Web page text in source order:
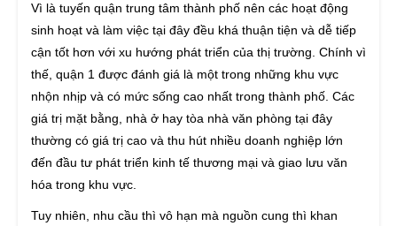
Vì là tuyến quận trung tâm thành phố nên các hoạt động
sinh hoạt và làm việc tại đây đều khá thuận tiện và dễ tiếp
cận tốt hơn với xu hướng phát triển của thị trường. Chính vì
thế, quận 1 được đánh giá là một trong những khu vực
nhộn nhịp và có mức sống cao nhất trong thành phố. Các
giá trị mặt bằng, nhà ở hay tòa nhà văn phòng tại đây
thường có giá trị cao và thu hút nhiều doanh nghiệp lớn
đến đầu tư phát triển kinh tế thương mại và giao lưu văn
hóa trong khu vực.
Tuy nhiên, nhu cầu thì vô hạn mà nguồn cung thì khan